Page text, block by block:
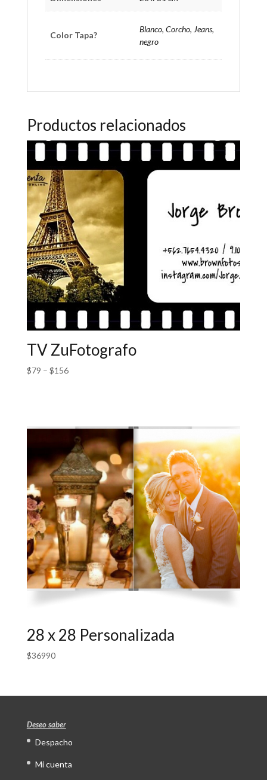
Color Tapa?
Blanco, Corcho, Jeans,
negro
Productos relacionados
TV ZuFotografo
$79 – $156
28 x 28 Personalizada
$36990
Deseo saber
Despacho
Mi cuenta